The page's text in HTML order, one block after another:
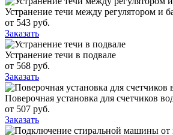
Устранение течи между регулятором и
от 543 руб.
Заказать
Устранение течи в подвале
от 568 руб.
Заказать
Поверочная установка для счетчиков
от 507 руб.
Заказать